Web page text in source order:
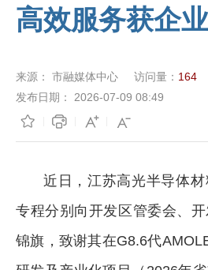
高效服务获企
来源： 市融媒体中心 访问量： 164
发布日期：
2026-07-09 08:49
近日，江苏高光半导体
专程分别向开发区管委会、
锦旗，致谢其在G8.6代